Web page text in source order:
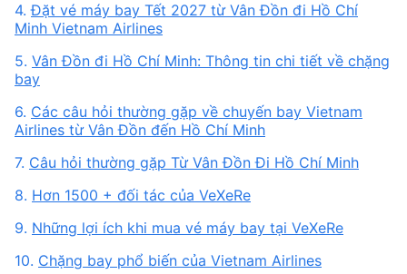
4.Đặt vé máy bay Tết 2027 từ Vân Đồn đi Hồ Chí
Minh Vietnam Airlines
5. Vân Đồn đi Hồ Chí Minh: Thông tin chi tiết về chặng
bay
6. Các câu hỏi thường gặp về chuyến bay Vietnam
Airlines từ Vân Đồn đến Hồ Chí Minh
7. Câu hỏi thường gặp Từ Vân Đồn Đi Hồ Chí Minh
8. Hơn 1500 + đối tác của VeXeRe
9. Những lợi ích khi mua vé máy bay tại VeXeRe
10. Chặng bay phổ biến của Vietnam Airlines